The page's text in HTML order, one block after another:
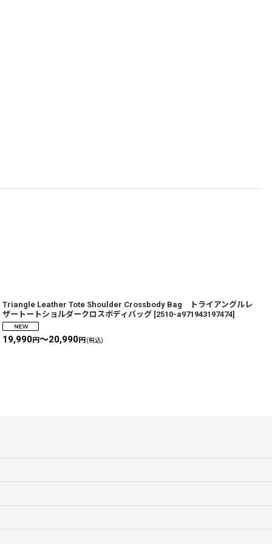
Triangle Leather Tote Shoulder Crossbody Bag トライアングルレ
ザートートショルダークロスボディバッグ [2510-a971943197474]
19,990円～20,990円 (税込)